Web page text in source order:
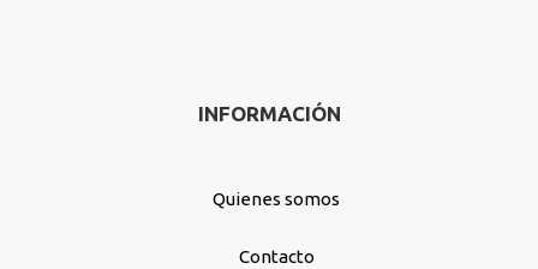
INFORMACIÓN
Quienes somos
Contacto